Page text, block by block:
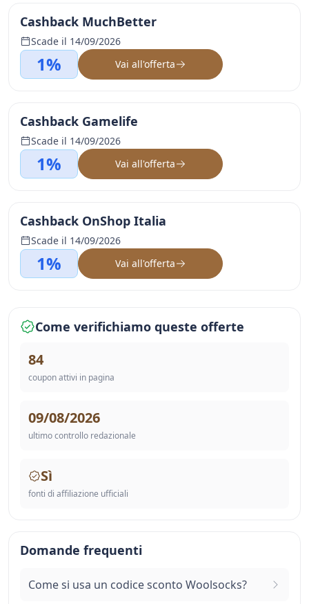
Cashback MuchBetter
Scade il 14/09/2026
1% Vai all'offerta
Cashback Gamelife
Scade il 14/09/2026
1% Vai all'offerta
Cashback OnShop Italia
Scade il 14/09/2026
1% Vai all'offerta
Come verifichiamo queste offerte
84
coupon attivi in pagina
09/08/2026
ultimo controllo redazionale
Sì
fonti di affiliazione ufficiali
Domande frequenti
Come si usa un codice sconto Woolsocks?